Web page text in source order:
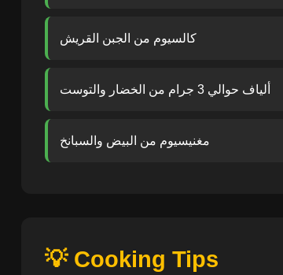
كالسيوم من الجبن القريش
ألياف حوالي 3 جرام من الخضار والتوست
مغنيسيوم من البيض والسبانخ
💡 Cooking Tips